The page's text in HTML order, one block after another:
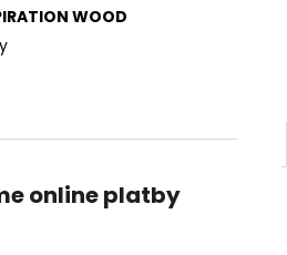
WOOD
online platby